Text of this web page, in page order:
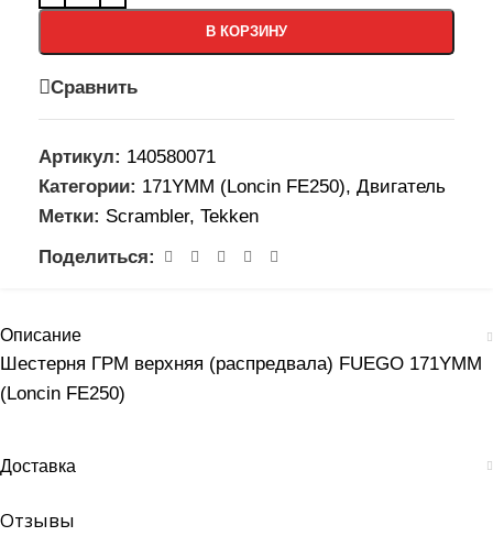
В КОРЗИНУ
Сравнить
Артикул: 140580071
Категории: 171YMM (Loncin FE250), Двигатель
Метки: Scrambler, Tekken
Поделиться:
Описание
Шестерня ГРМ верхняя (распредвала) FUEGO 171YMM
(Loncin FE250)
Доставка
Отзывы